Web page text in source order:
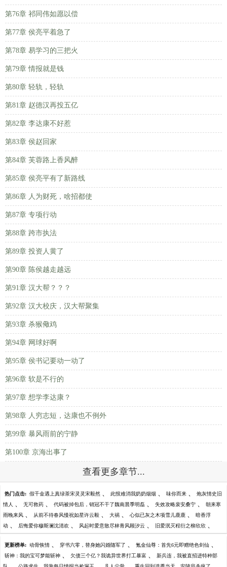
第76章 祁同伟如愿以偿
第77章 侯亮平着急了
第78章 易学习的三把火
第79章 情报就是钱
第80章 轻轨，轻轨
第81章 赵德汉再投五亿
第82章 李达康不好惹
第83章 侯赵回家
第84章 芙蓉路上香风醉
第85章 侯亮平有了新路线
第86章 人为财死，啥招都使
第87章 专项行动
第88章 跨市执法
第89章 投资人黄了
第90章 陈侯越走越远
第91章 汉大帮？？？
第92章 汉大校庆，汉大帮聚集
第93章 杀猴儆鸡
第94章 网球好啊
第95章 侯书记要动一动了
第96章 软是不行的
第97章 想学李达康？
第98章 人穷志短，达康也不例外
第99章 暴风雨前的宁静
第100章 京海出事了
查看更多章节...
热门点击: 假千金遇上真绿茶宋灵灵宋毅然 、 此恨难消我奶奶烟烟 、 味你而来 、 炮灰情史旧
情人 、 无可救药 、 代码被掉包后，销冠不干了魏南晨季明磊 、 失效攻略裴安桑宁 、 朝来寒
雨晚来风 、 从前不待春风慢祝如星许云毅 、 大祸 、 心似已灰之木项雪儿鹿鹿 、 暗香浮
动 、 后悔爱你穆斯澜沈清欢 、 风起时爱意散尽林青风顾汐云 、 旧爱泯灭程衍之柳欣欣 、
更新榜单: 动骨恢情 、 穿书六零，替身她闪婚随军了 、 氪金仙尊：首先6元即赠绝色剑仙 、
斩神：我的宝可梦能斩神 、 欠债三个亿？我诡异世界打工暴富 、 新兵连，我被直招进特种部